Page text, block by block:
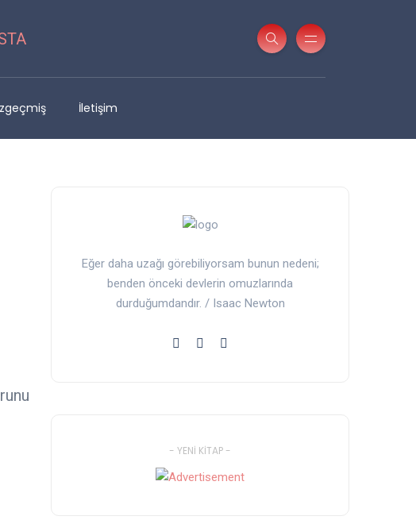
İletişim
Eğer daha uzağı görebiliyorsam bunun nedeni;
benden önceki devlerin omuzlarında
durduğumdandır. / Isaac Newton
- YENI KITAP -